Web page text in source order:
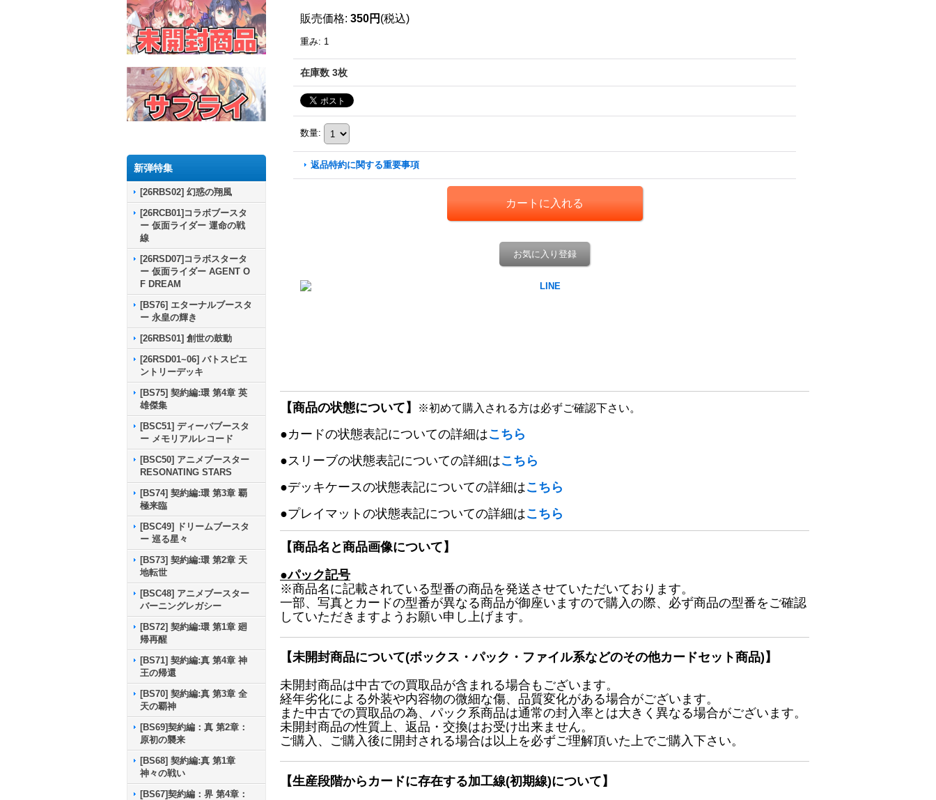
新弾特集
[26RBS02] 幻惑の翔風
[26RCB01]コラボブースタ
ー 仮面ライダー 運命の戦
線
[26RSD07]コラボスタータ
ー 仮面ライダー AGENT O
F DREAM
[BS76] エターナルブースタ
ー 永皇の輝き
[26RBS01] 創世の鼓動
[26RSD01~06] バトスピエ
ントリーデッキ
[BS75] 契約編:環 第4章 英
雄傑集
[BSC51] ディーバブースタ
ー メモリアルレコード
[BSC50] アニメブースター
RESONATING STARS
[BS74] 契約編:環 第3章 覇
極来臨
[BSC49] ドリームブースタ
ー 巡る星々
[BS73] 契約編:環 第2章 天
地転世
[BSC48] アニメブースター
バーニングレガシー
[BS72] 契約編:環 第1章 廻
帰再醒
[BS71] 契約編:真 第4章 神
王の帰還
[BS70] 契約編:真 第3章 全
天の覇神
[BS69]契約編：真 第2章：
原初の襲来
[BS68] 契約編:真 第1章
神々の戦い
[BS67]契約編：界 第4章：
販売価格: 350円 (税込)
重み: 1
在庫数 3枚
数量:
返品特約に関する重要事項
お気に入り登録
【商品の状態について】 ※初めて購入される方は必ずご確認下さい。
●カードの状態表記についての詳細はこちら
●スリーブの状態表記についての詳細はこちら
●デッキケースの状態表記についての詳細はこちら
●プレイマットの状態表記についての詳細はこちら
【商品名と商品画像について】
●パック記号
※商品名に記載されている型番の商品を発送させていただいております。
一部、写真とカードの型番が異なる商品が御座いますので購入の際、必ず商品の型番をご確認
していただきますようお願い申し上げます。
【未開封商品について(ボックス・パック・ファイル系などのその他カードセット商品)】
未開封商品は中古での買取品が含まれる場合もございます。
経年劣化による外装や内容物の微細な傷、品質変化がある場合がございます。
また中古での買取品の為、パック系商品は通常の封入率とは大きく異なる場合がございます。
未開封商品の性質上、返品・交換はお受け出来ません。
ご購入、ご購入後に開封される場合は以上を必ずご理解頂いた上でご購入下さい。
【生産段階からカードに存在する加工線(初期線)について】